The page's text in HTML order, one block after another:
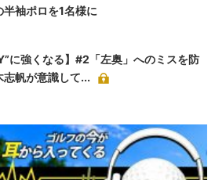
半袖ポロを1名様に
に強くなる】#2「左奥」へのミスを防
志帆が意識して...